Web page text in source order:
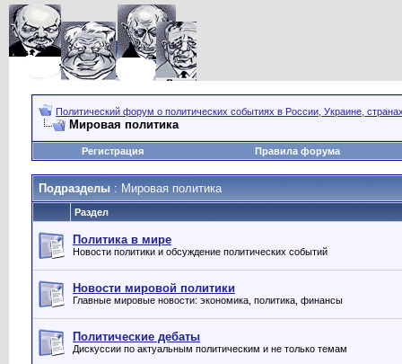
Политический форум о политических событиях в России, Украине,
Мировая политика
Регистрация Правила форума
Подразделы : Мировая политика
Раздел
Политика в мире
Новости политики и обсуждение политических событий
Новости мировой политики
Главные мировые новости: экономика, политика, финансы
Политические дебаты
Дискуссии по актуальным политическим и не только темам